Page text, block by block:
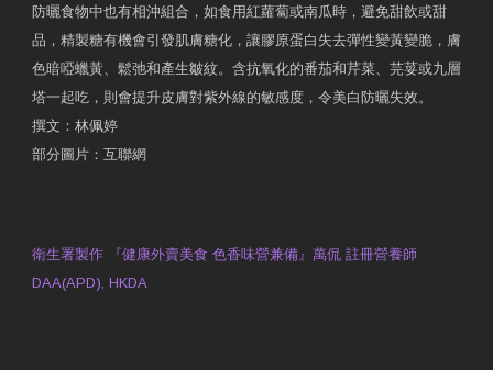
防曬食物中也有相沖組合，如食用紅蘿蔔或南瓜時，避免甜飲或甜
品，精製糖有機會引發肌膚糖化，讓膠原蛋白失去彈性變黃變脆，膚
色暗啞蠟黃、鬆弛和產生皺紋。含抗氧化的番茄和芹菜、芫荽或九層
塔一起吃，則會提升皮膚對紫外線的敏感度，令美白防曬失效。
撰文：林佩婷
部分圖片：互聯網
衛生署製作 『健康外賣美食 色香味營兼備』萬侃 註冊營養師
DAA(APD), HKDA